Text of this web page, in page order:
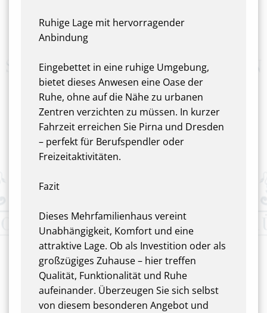
Ruhige Lage mit hervorragender
Anbindung
Eingebettet in eine ruhige Umgebung,
bietet dieses Anwesen eine Oase der
Ruhe, ohne auf die Nähe zu urbanen
Zentren verzichten zu müssen. In kurzer
Fahrzeit erreichen Sie Pirna und Dresden
– perfekt für Berufspendler oder
Freizeitaktivitäten.
Fazit
Dieses Mehrfamilienhaus vereint
Unabhängigkeit, Komfort und eine
attraktive Lage. Ob als Investition oder als
großzügiges Zuhause – hier treffen
Qualität, Funktionalität und Ruhe
aufeinander. Überzeugen Sie sich selbst
von diesem besonderen Angebot und